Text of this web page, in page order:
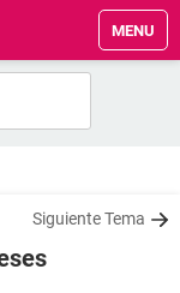
MENU
Siguiente Tema